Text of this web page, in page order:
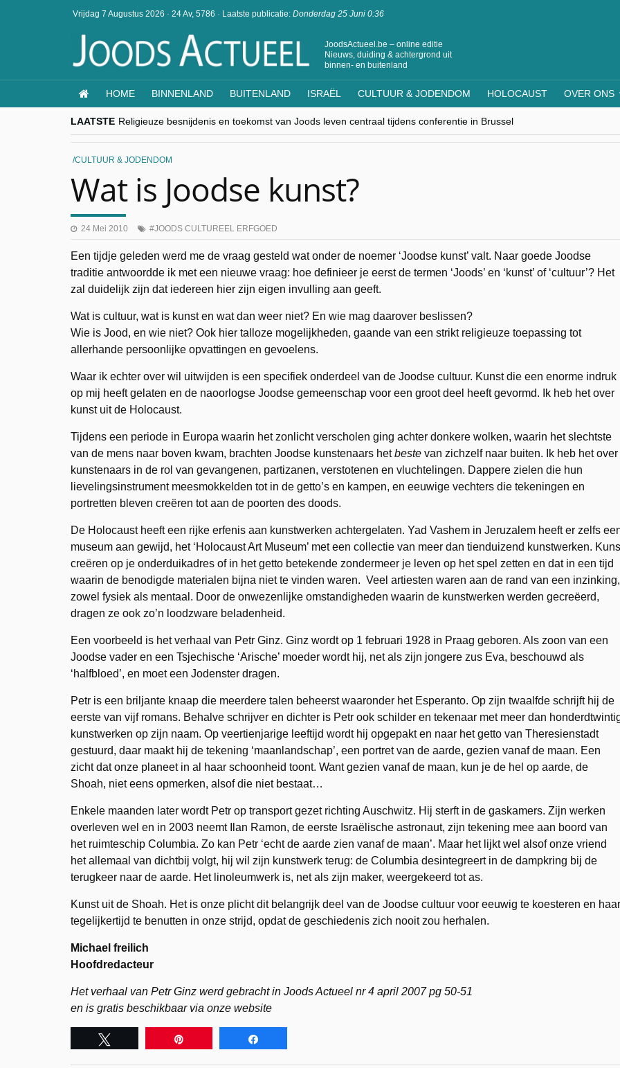
Vrijdag 7 Augustus 2026 · 24 Av, 5786 · Laatste publicatie: Donderdag 25 Juni 0:36
JoodsActueel.be – online editie
Nieuws, duiding & achtergrond uit
binnen- en buitenland
HOME BINNENLAND BUITENLAND ISRAËL CULTUUR & JODENDOM HOLOCAUST OVER ONS
LAATSTE Religieuze besnijdenis en toekomst van Joods leven centraal tijdens conferentie in Brussel
“Besnijdenisdebat toont hoe moeilijk seculiere Westen minderheden begrijpt”, Jinnih Beels (Vooruit)
CITYTRIP | ROEMENIË – Boekarest: de verrassing van Oost-Europa
“Vandaag zit elke Jood in België op de beklaagdenbank”
CULTUUR & JODENDOM
Wat is Joodse kunst?
24 Mei 2010 JOODS CULTUREEL ERFGOED
Een tijdje geleden werd me de vraag gesteld wat onder de noemer ‘Joodse kunst’ valt. Naar goede Joodse
traditie antwoordde ik met een nieuwe vraag: hoe definieer je eerst de termen ‘Joods’ en ‘kunst’ of ‘cultuur’? Het
zal duidelijk zijn dat iedereen hier zijn eigen invulling aan geeft.
Wat is cultuur, wat is kunst en wat dan weer niet? En wie mag daarover beslissen?
Wie is Jood, en wie niet? Ook hier talloze mogelijkheden, gaande van een strikt religieuze toepassing tot
allerhande persoonlijke opvattingen en gevoelens.
Waar ik echter over wil uitwijden is een specifiek onderdeel van de Joodse cultuur. Kunst die een enorme indruk
op mij heeft gelaten en de naoorlogse Joodse gemeenschap voor een groot deel heeft gevormd. Ik heb het over
kunst uit de Holocaust.
Tijdens een periode in Europa waarin het zonlicht verscholen ging achter donkere wolken, waarin het slechtste
van de mens naar boven kwam, brachten Joodse kunstenaars hetbeste van zichzelf naar buiten. Ik heb het over
kunstenaars in de rol van gevangenen, partizanen, verstotenen en vluchtelingen. Dappere zielen die hun
lievelingsinstrument meesmokkelden tot in de getto’s en kampen, en eeuwige vechters die tekeningen en
portretten bleven creëren tot aan de poorten des doods.
De Holocaust heeft een rijke erfenis aan kunstwerken achtergelaten. Yad Vashem in Jeruzalem heeft er zelfs
museum aan gewijd, het ‘Holocaust Art Museum’ met een collectie van meer dan tienduizend kunstwerken.
creëren op je onderduikadres of in het getto betekende zondermeer je leven op het spel zetten en dat in een tijd
waarin de benodigde materialen bijna niet te vinden waren. Veel artiesten waren aan de rand van een inzinking,
zowel fysiek als mentaal. Door de onwezenlijke omstandigheden waarin de kunstwerken werden gecreëerd,
dragen ze ook zo’n loodzware beladenheid.
Een voorbeeld is het verhaal van Petr Ginz. Ginz wordt op 1 februari 1928 in Praag geboren. Als zoon van een
Joodse vader en een Tsjechische ‘Arische’ moeder wordt hij, net als zijn jongere zus Eva, beschouwd als
‘halfbloed’, en moet een Jodenster dragen.
Petr is een briljante knaap die meerdere talen beheerst waaronder het Esperanto. Op zijn twaalfde schrijft hij de
eerste van vijf romans. Behalve schrijver en dichter is Petr ook schilder en tekenaar met meer dan
kunstwerken op zijn naam. Op veertienjarige leeftijd wordt hij opgepakt en naar het getto van Theresienstadt
gestuurd, daar maakt hij de tekening ‘maanlandschap’, een portret van de aarde, gezien vanaf de maan. Een
zicht dat onze planeet in al haar schoonheid toont. Want gezien vanaf de maan, kun je de hel op aarde, de
Shoah, niet eens opmerken, alsof die niet bestaat…
Enkele maanden later wordt Petr op transport gezet richting Auschwitz. Hij sterft in de gaskamers. Zijn werken
overleven wel en in 2003 neemt Ilan Ramon, de eerste Israëlische astronaut, zijn tekening mee aan boord van
het ruimteschip Columbia. Zo kan Petr ‘echt de aarde zien vanaf de maan’. Maar het lijkt wel alsof onze vriend
het allemaal van dichtbij volgt, hij wil zijn kunstwerk terug: de Columbia desintegreert in de dampkring bij de
terugkeer naar de aarde. Het linoleumwerk is, net als zijn maker, weergekeerd tot as.
Kunst uit de Shoah. Het is onze plicht dit belangrijk deel van de Joodse cultuur voor eeuwig te koesteren en haar
tegelijkertijd te benutten in onze strijd, opdat de geschiedenis zich nooit zou herhalen.
Michael freilich
Hoofdredacteur
Het verhaal van Petr Ginz werd gebracht in Joods Actueel nr 4 april 2007 pg 50-51
en is gratis beschikbaar via onze website